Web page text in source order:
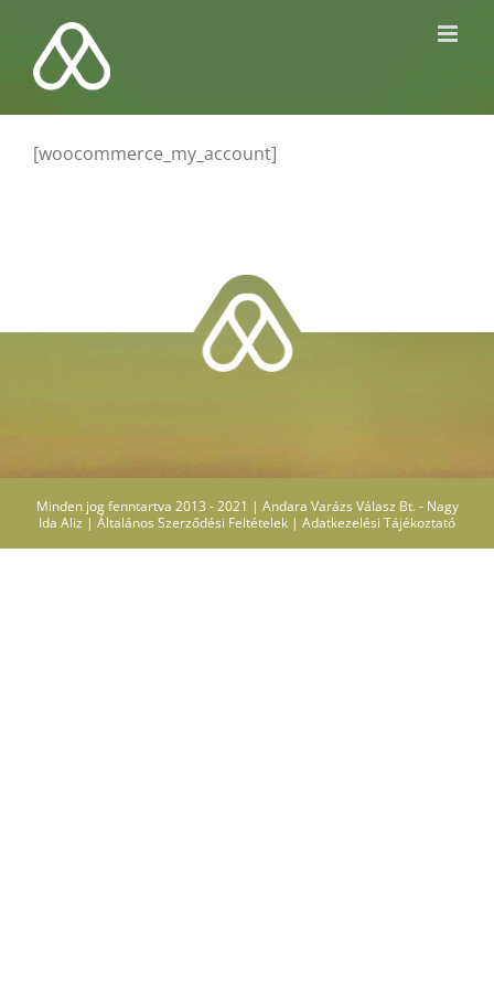
[woocommerce_my_account]
Minden jog fenntartva 2013 - 2021 | Andara Varázs Válasz Bt. - Nagy
Ida Aliz | Általános Szerződési Feltételek | Adatkezelési Tájékoztató